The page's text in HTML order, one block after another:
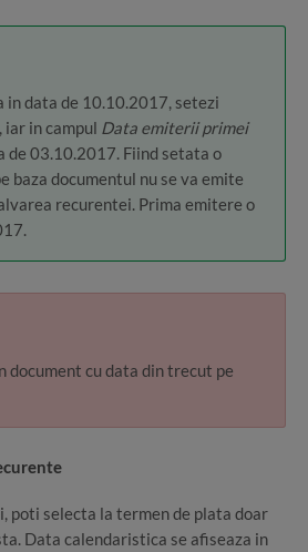
in data de 10.10.2017, setezi
in campul Data emiterii primei
de 03.10.2017. Fiind setata o
baza documentul nu se va emite
recurentei. Prima emitere o
document cu data din trecut pe
poti selecta la termen de plata doar
Data calendaristica se afiseaza in